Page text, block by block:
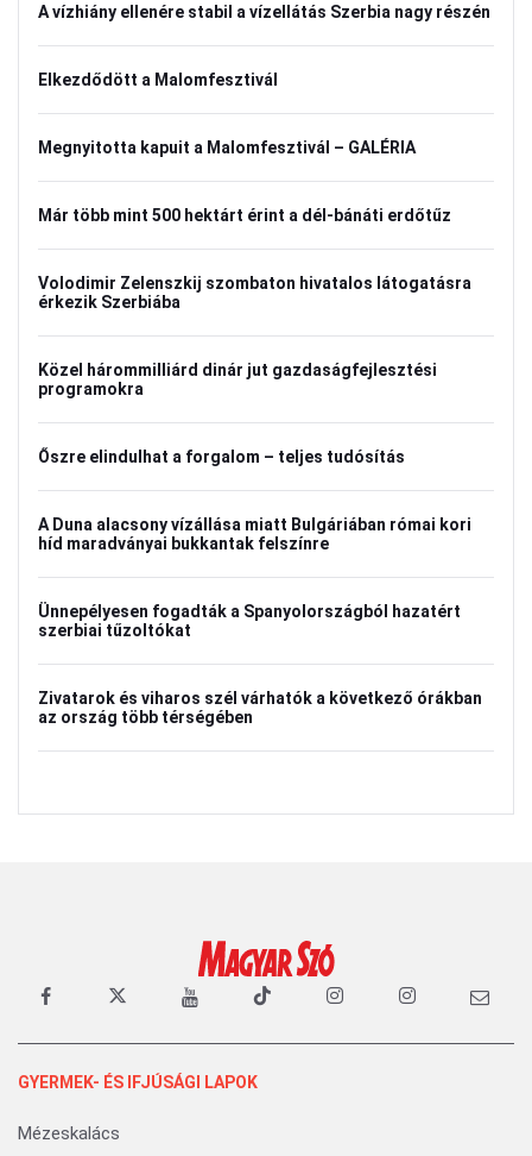
A vízhiány ellenére stabil a vízellátás Szerbia nagy részén
Elkezdődött a Malomfesztivál
Megnyitotta kapuit a Malomfesztivál – GALÉRIA
Már több mint 500 hektárt érint a dél-bánáti erdőtűz
Volodimir Zelenszkij szombaton hivatalos látogatásra
érkezik Szerbiába
Közel hárommilliárd dinár jut gazdaságfejlesztési
programokra
Őszre elindulhat a forgalom – teljes tudósítás
A Duna alacsony vízállása miatt Bulgáriában római kori
híd maradványai bukkantak felszínre
Ünnepélyesen fogadták a Spanyolországból hazatért
szerbiai tűzoltókat
Zivatarok és viharos szél várhatók a következő órákban
az ország több térségében
GYERMEK- ÉS IFJÚSÁGI LAPOK
Mézeskalács